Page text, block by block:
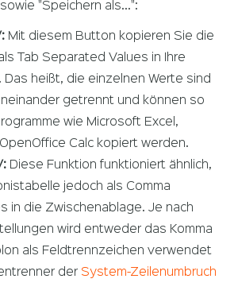
"Speichern als...":
Mit diesem Button kopieren Sie die
Tab Separated Values in Ihre
Das heißt, die einzelnen Werte sind
getrennt und können so
wie Microsoft Excel,
Calc kopiert werden.
Diese Funktion funktioniert ähnlich,
jedoch als Comma
in die Zwischenablage. Je nach
wird entweder das Komma
als Feldtrennzeichen verwendet
der System-Zeilenumbruch